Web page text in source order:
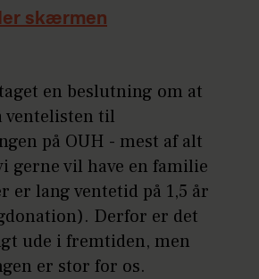
skærmen
en beslutning om at
ventelisten til
på OUH - mest af alt
gerne vil have en familie
er lang ventetid på 1,5 år
Derfor er det
ude i fremtiden, men
er stor for os.